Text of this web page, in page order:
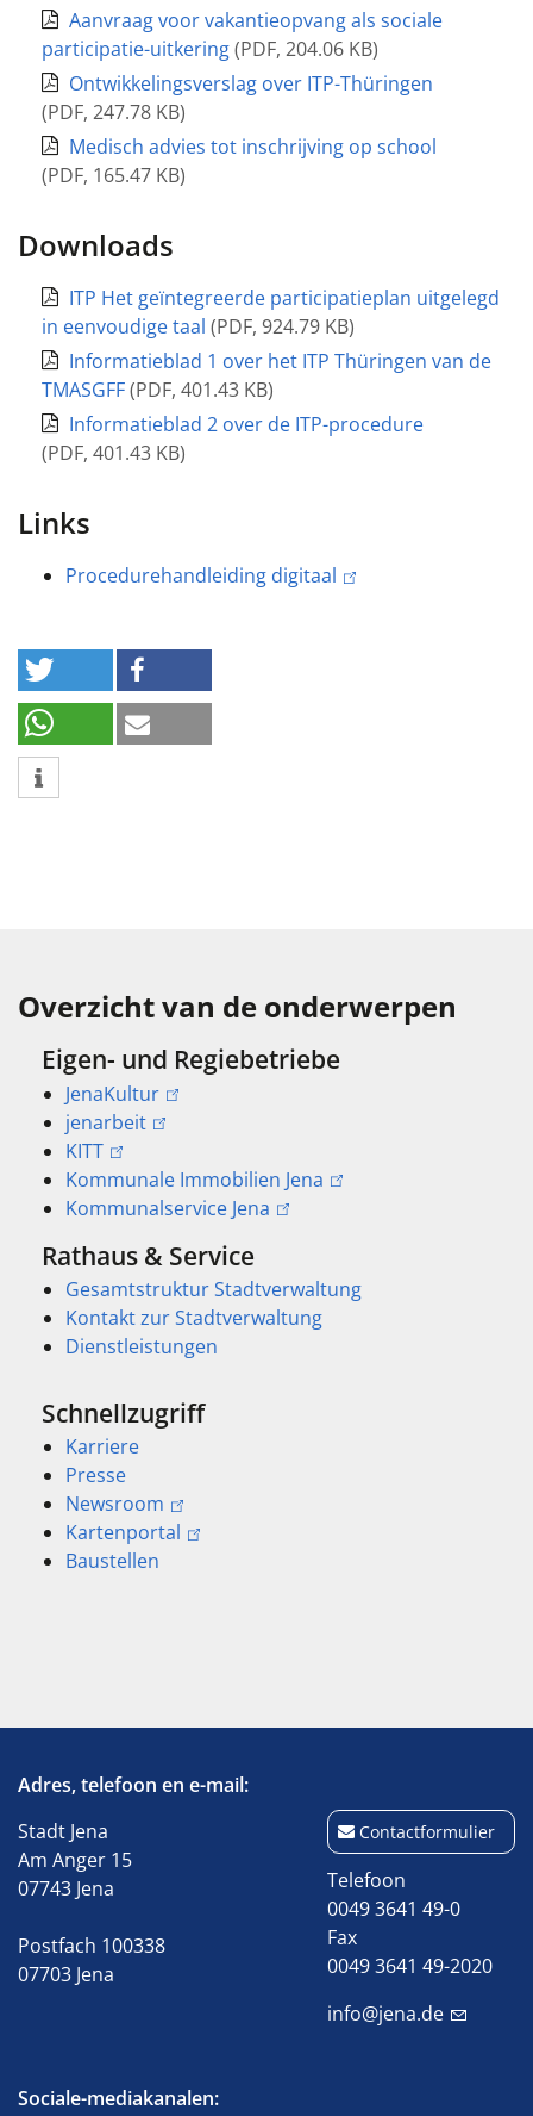
Aanvraag voor vakantieopvang als sociale
participatie-uitkering(PDF, 204.06 KB)
Ontwikkelingsverslag over ITP-Thüringen
(PDF, 247.78 KB)
Medisch advies tot inschrijving op school
(PDF, 165.47 KB)
Downloads
ITP Het geïntegreerde participatieplan uitgelegd
in eenvoudige taal (PDF, 924.79 KB)
Informatieblad 1 over het ITP Thüringen van de
TMASGFF(PDF, 401.43 KB)
Informatieblad 2 over de ITP-procedure
(PDF, 401.43 KB)
Links
Procedurehandleiding digitaal
Overzicht van de onderwerpen
Eigen- und Regiebetriebe
JenaKultur
jenarbeit
KITT
Kommunale Immobilien Jena
Kommunalservice Jena
Rathaus & Service
Gesamtstruktur Stadtverwaltung
Kontakt zur Stadtverwaltung
Dienstleistungen
Schnellzugriff
Karriere
Presse
Newsroom
Kartenportal
Baustellen
Adres, telefoon en e-mail:
Stadt Jena
Am Anger 15
07743 Jena
Postfach 100338
07703 Jena
Contactformulier
Telefoon
0049 3641 49-0
Fax
0049 3641 49-2020
info@jena.de
Sociale-mediakanalen: